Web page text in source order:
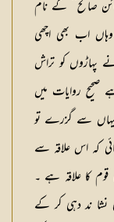
صالح‘‘ کے نام
اب بھی اچھی
پہاڑوں کو تراش
صحیح روایات میں
سے گزرے تو
کہ اس علاقہ سے
قوم کا علاقہ ہے ۔
ند دہی کر کے